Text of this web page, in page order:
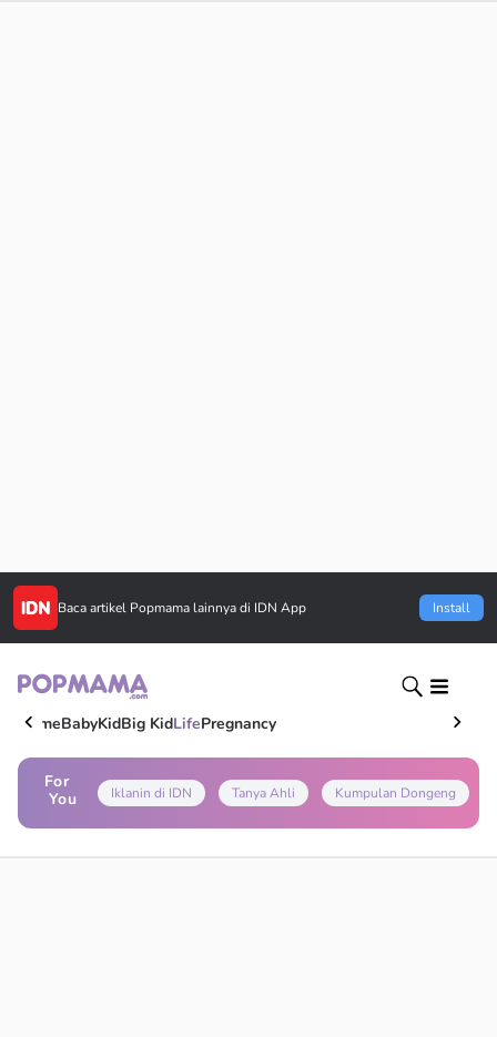
Baca artikel Popmama lainnya di IDN App Install
HomeBabyKidBig KidLifePregnancy
For
You
Iklanin di IDN Tanya Ahli Kumpulan Dongeng